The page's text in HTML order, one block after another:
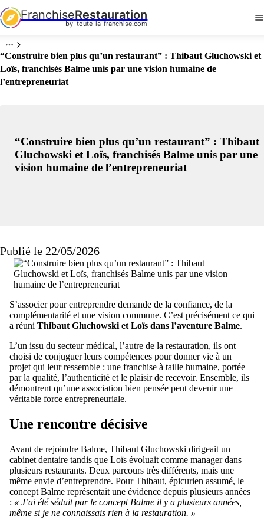
FranchiseRestauration
by  toute-la-franchise.com
“Construire bien plus qu’un restaurant” : Thibaut Gluchowski et
Loïs, franchisés Balme unis par une vision humaine de
l’entrepreneuriat
“Construire bien plus qu’un restaurant” : Thibaut
Gluchowski et Loïs, franchisés Balme unis par une
vision humaine de l’entrepreneuriat
Publié le 22/05/2026
S’associer pour entreprendre demande de la confiance, de la
complémentarité et une vision commune. C’est précisément ce qui
a réuni Thibaut Gluchowski et Loïs dans l’aventure Balme.
L’un issu du secteur médical, l’autre de la restauration, ils ont
choisi de conjuguer leurs compétences pour donner vie à un
projet qui leur ressemble : une franchise à taille humaine, portée
par la qualité, l’authenticité et le plaisir de recevoir. Ensemble, ils
démontrent qu’une association bien pensée peut devenir une
véritable force entrepreneuriale.
Une rencontre décisive
Avant de rejoindre Balme, Thibaut Gluchowski dirigeait un
cabinet dentaire tandis que Loïs évoluait comme manager dans
plusieurs restaurants. Deux parcours très différents, mais une
même envie d’entreprendre. Pour Thibaut, épicurien assumé, le
concept Balme représentait une évidence depuis plusieurs années
: « J’ai été séduit par le concept Balme il y a plusieurs années,
même si je ne connaissais rien à la restauration. »